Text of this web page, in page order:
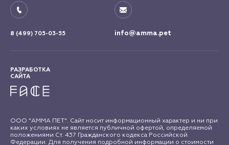
8 (499) 705-03-55 info@amma.pet
РАЗРАБОТКА
САЙТА
ООО "АММА ПЕТ". Сайт носит информационный характер и ни при
каких условиях не является публичной офертой, определяемой
положениями Ст. 437 Гражданского кодекса Российской
Федерации. Для получения подробной информации о стоимости